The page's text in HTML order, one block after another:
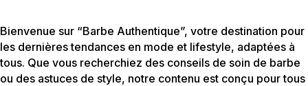
Bienvenue sur “Barbe Authentique”, votre destination pour
les dernières tendances en mode et lifestyle, adaptées à
tous. Que vous recherchiez des conseils de soin de barbe
ou des astuces de style, notre contenu est conçu pour tous